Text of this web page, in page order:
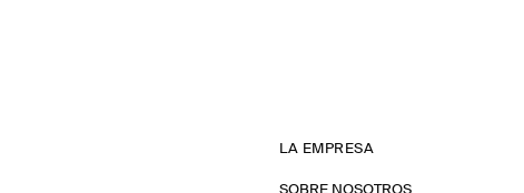
LA EMPRESA